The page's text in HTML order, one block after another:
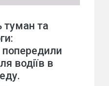
туман та
попередили
водіїв в